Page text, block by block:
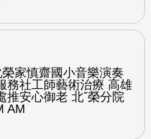
家慎齋國小音樂演奏
務社工師藝術治療 高雄
推安心御老 北ˇ榮分院
AM